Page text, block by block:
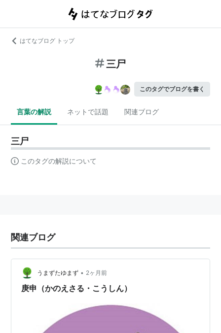
はてなブログ トップ
三尸
このタグでブログを書く
言葉の解説 ネットで話題 関連ブログ
三尸
このタグの解説について
関連ブログ
うまずたゆまず • 2ヶ月前
庚申（かのえさる・こうしん）